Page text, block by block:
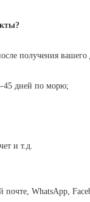
получения
45 дней по морю;
и т.д.
WhatsApp,